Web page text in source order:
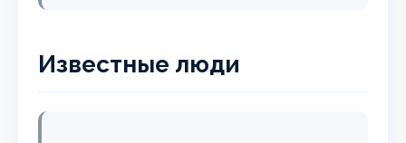
Известные люди